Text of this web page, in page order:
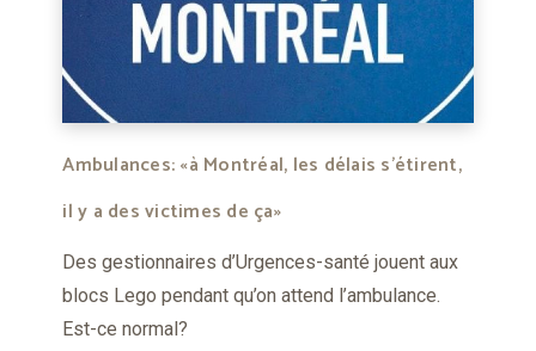
Ambulances: «à Montréal, les délais s'étirent,
il y a des victimes de ça»
Des gestionnaires d’Urgences-santé jouent aux
blocs Lego pendant qu’on attend l’ambulance.
Est-ce normal?